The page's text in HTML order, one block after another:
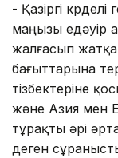
- Қазіргі
маңызы едәуір
жалғасып
бағыттарына
тізбектеріне
және Азия мен
тұрақты әрі
деген сұранысты